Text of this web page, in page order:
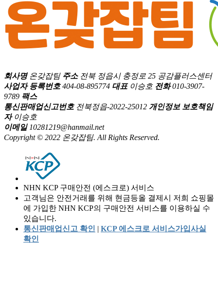
회사명온갖잡팀 주소전북 정읍시 충정로 25 공감플러스센터
사업자 등록번호404-08-895774 대표이승호 전화010-3907-
9789 팩스
통신판매업신고번호전북정읍-2022-25012 개인정보 보호책임
자이승호
이메일10281219@hanmail.net
Copyright © 2022 온갖잡팀. All Rights Reserved.
NHN KCP 구매안전 (에스크로) 서비스
고객님은 안전거래를 위해 현금등올 결제시 저희 쇼핑몰
에 가입한 NHN KCP의 구매안전 서비스를 이용하실 수
있습니다.
통신판매업신고 확인 | KCP 에스크로 서비스가입사실
확인